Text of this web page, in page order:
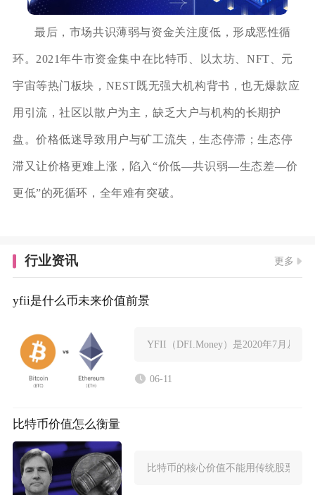
最后，市场共识薄弱与资金关注度低，形成恶性循
环。2021年牛市资金集中在比特币、以太坊、NFT、元
宇宙等热门板块，NEST既无强大机构背书，也无爆款应
用引流，社区以散户为主，缺乏大户与机构的长期护
盘。价格低迷导致用户与矿工流失，生态停滞；生态停
滞又让价格更难上涨，陷入“价低—共识弱—生态差—价
更低”的死循环，全年难有突破。
行业资讯 更多
yfii是什么币未来价值前景
YFII（DFI.Money）是2020年7月从
06-11
比特币价值怎么衡量
比特币的核心价值不能用传统股票、